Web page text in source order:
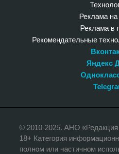
Реклама на
Реклама в
Рекомендательные
Яндекс
© 2010-2025. АНО «Редакция
18+ Категория
полном или частичном